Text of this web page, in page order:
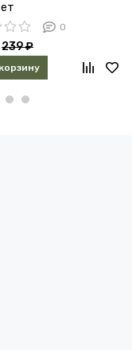
0
239 ₽